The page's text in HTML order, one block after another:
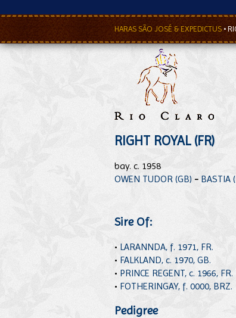
HARAS SÃO JOSÉ & EXPEDICTUS •
RIGHT ROYAL (FR)
bay. c. 1958
OWEN TUDOR (GB) - BASTIA
Sire Of:
• LARANNDA, f. 1971, FR.
• FALKLAND, c. 1970, GB.
• PRINCE REGENT, c. 1966, FR.
• FOTHERINGAY, f. 0000, BRZ.
Pedigree